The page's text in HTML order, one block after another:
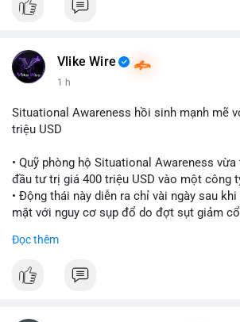
Vlike Wire
1 h
Situational Awareness hồi sinh mạnh mẽ
triệu USD
• Quỹ phòng hộ Situational Awareness
đầu tư trị giá 400 triệu USD vào một công
• Động thái này diễn ra chỉ vài ngày sau
mặt với nguy cơ sụp đổ do đợt sụt giảm
• Sự trở lại này đánh dấu bước phục hồi
Đọc thêm